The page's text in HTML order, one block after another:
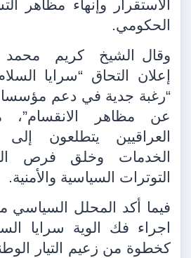
الاستقرار وإنهاء مظاهر
الحكومي.
وقال الشيخ
كريم محمد
إعلان التحاق “سرايا
“رغبة جدية في دعم مؤسسات
عن مظاهر
العراقيين يتطلعون
الخدمات وخلق فرص
التوترات السياسية والأمنية.
فيما أكد المحلل السياسي
اجراء فك الوية سرايا
كخطوة من زعيم التيار